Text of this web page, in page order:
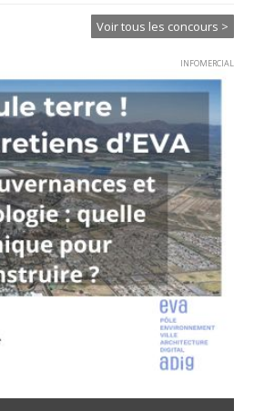
Voir tous les concours >
INFOMERCIAL